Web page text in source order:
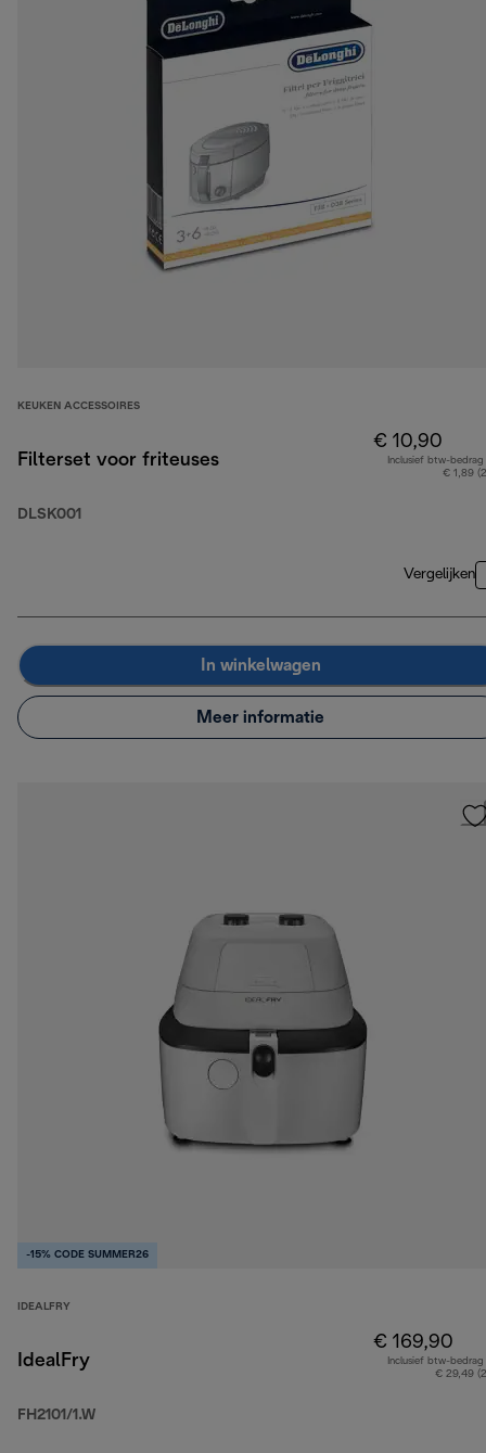
KEUKEN ACCESSOIRES
Filterset voor friteuses
DLSK001
€ 10,90
Inclusief btw-bedrag
€ 1,89
Vergelijken
In winkelwagen
Meer informatie
-15% CODE SUMMER26
IDEALFRY
IdealFry
FH2101/1.W
€ 169,90
Inclusief btw-bedrag
€ 29,49